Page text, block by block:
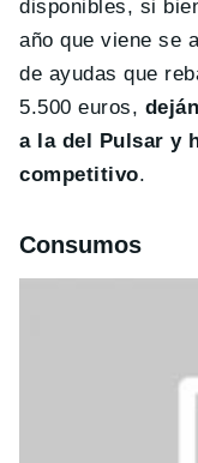
disponibles, si
año que viene se
de ayudas que
5.500 euros,
a la del Pulsar y
competitivo.
Consumos